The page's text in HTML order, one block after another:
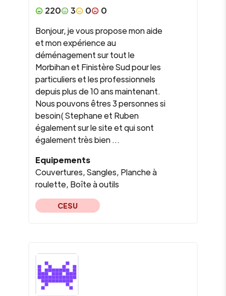
220
3 0
0
Bonjour, je vous propose mon aide
et mon expérience au
déménagement sur tout le
Morbihan et Finistère Sud pour les
particuliers et les professionnels
depuis plus de 10 ans maintenant.
Nous pouvons êtres 3 personnes si
besoin( Stephane et Ruben
également sur le site et qui sont
également très bien ...
Equipements
Couvertures, Sangles, Planche à
roulette, Boîte à outils
CESU